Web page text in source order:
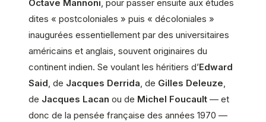
Octave Mannoni, pour passer ensuite aux études
dites « postcoloniales » puis « décoloniales »
inaugurées essentiellement par des universitaires
américains et anglais, souvent originaires du
continent indien. Se voulant les héritiers d’Edward
Said, de Jacques Derrida, de Gilles Deleuze,
de Jacques Lacan ou de Michel Foucault — et
donc de la pensée française des années 1970 —